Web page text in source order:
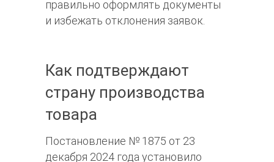
правильно оформлять документы
и избежать отклонения заявок.​
Как подтверждают
страну производства
товара
Постановление № 1875 от 23
декабря 2024 года установило